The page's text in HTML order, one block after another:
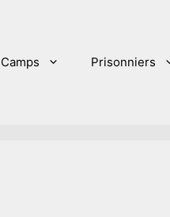
Camps Prisonniers